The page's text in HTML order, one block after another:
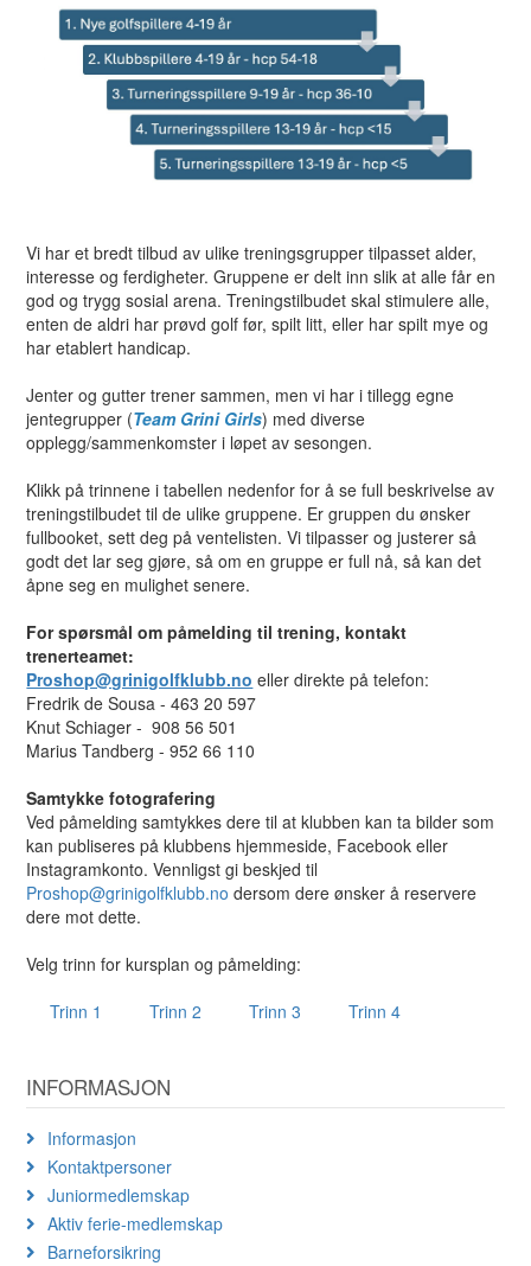
Vi har et bredt tilbud av ulike treningsgrupper tilpasset alder,
interesse og ferdigheter. Gruppene er delt inn slik at alle får en
god og trygg sosial arena. Treningstilbudet skal stimulere alle,
enten de aldri har prøvd golf før, spilt litt, eller har spilt mye og
har etablert handicap.
Jenter og gutter trener sammen, men vi har i tillegg egne
jentegrupper (Team Grini Girls) med diverse
opplegg/sammenkomster i løpet av sesongen.
Klikk på trinnene i tabellen nedenfor for å se full beskrivelse av
treningstilbudet til de ulike gruppene. Er gruppen du ønsker
fullbooket, sett deg på ventelisten. Vi tilpasser og justerer så
godt det lar seg gjøre, så om en gruppe er full nå, så kan det
åpne seg en mulighet senere.
For spørsmål om påmelding til trening, kontakt
trenerteamet:
Proshop@grinigolfklubb.no eller direkte på telefon:
Fredrik de Sousa - 463 20 597
Knut Schiager - 908 56 501
Marius Tandberg - 952 66 110
Samtykke fotografering
Ved påmelding samtykkes dere til at klubben kan ta bilder som
kan publiseres på klubbens hjemmeside, Facebook eller
Instagramkonto. Vennligst gi beskjed til
Proshop@grinigolfklubb.no dersom dere ønsker å reservere
dere mot dette.
Velg trinn for kursplan og påmelding:
Trinn 1
Trinn 2 Trinn 3 Trinn 4
INFORMASJON
Informasjon
Kontaktpersoner
Juniormedlemskap
Aktiv ferie-medlemskap
Barneforsikring